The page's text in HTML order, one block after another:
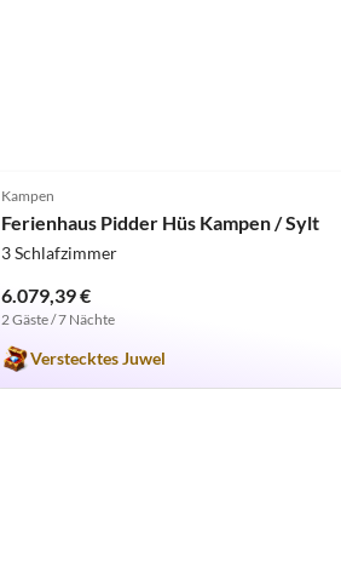
Kampen
Ferienhaus Pidder Hüs Kampen / Sylt
3 Schlafzimmer
6.079,39 €
2 Gäste / 7 Nächte
Verstecktes Juwel